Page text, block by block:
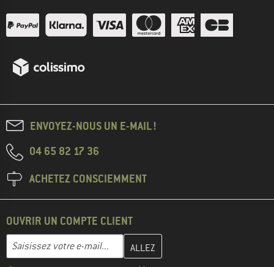
ENVOYEZ-NOUS UN E-MAIL !
04 65 82 17 36
ACHETEZ CONSCIEMMENT
OUVRIR UN COMPTE CLIENT
Adresse e-mail
Entrez votre adresse e-mail ici et créez votre compte client à la